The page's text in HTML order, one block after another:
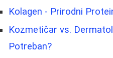
Kolagen - Prirodni
Kozmetičar vs.
Potreban?